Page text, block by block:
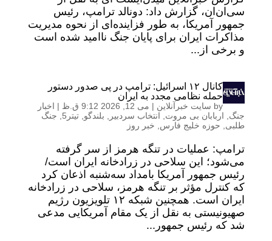
سی‌ان‌ان، گزارش داد: دونالد ترامپ، رئیس
جمهور آمریکا، به طور فزاینده‌ای از نحوه مدیریت
مذاکرات ایران برای پایان جنگ ناامید شده است
و برخی از...
کانال ۱۲ اسرائیل: ترامپ در پی صدور دستور
حمله نظامی مجدد به ایران
by سایت خبرآنلاین | می 12, 2026 9:12 ق.ظ | اخبار
جنگ
اربابان بی مروت انتخاب سردبیر بلندگو تیتر5
جنگ
طلبی
حوزه خلیج فارس خبر روز
ترامپ: عملیات در تنگه هرمز از سر گرفته
می‌شود؛ این سلاحی در زرادخانه ایران است/
رئیس جمهور آمریکا بامداد سه‌شنبه اذعان کرد
که کنترل مؤثر بر تنگه هرمز، سلاحی در زرادخانه
ایران است. همچنین شبکه ۱۲ تلویزیون رژیم
صهیونیستی به نقل از یک مقام آمریکایی مدعی
شد که رئیس جمهور...